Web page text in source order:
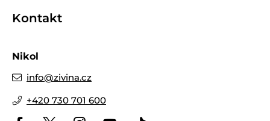
Kontakt
Nikol
info@zivina.cz
+420 730 701 600